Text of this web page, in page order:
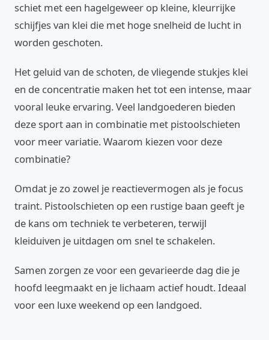
schiet met een hagelgeweer op kleine, kleurrijke
schijfjes van klei die met hoge snelheid de lucht in
worden geschoten.
Het geluid van de schoten, de vliegende stukjes klei
en de concentratie maken het tot een intense, maar
vooral leuke ervaring. Veel landgoederen bieden
deze sport aan in combinatie met pistoolschieten
voor meer variatie. Waarom kiezen voor deze
combinatie?
Omdat je zo zowel je reactievermogen als je focus
traint. Pistoolschieten op een rustige baan geeft je
de kans om techniek te verbeteren, terwijl
kleiduiven je uitdagen om snel te schakelen.
Samen zorgen ze voor een gevarieerde dag die je
hoofd leegmaakt en je lichaam actief houdt. Ideaal
voor een luxe weekend op een landgoed.